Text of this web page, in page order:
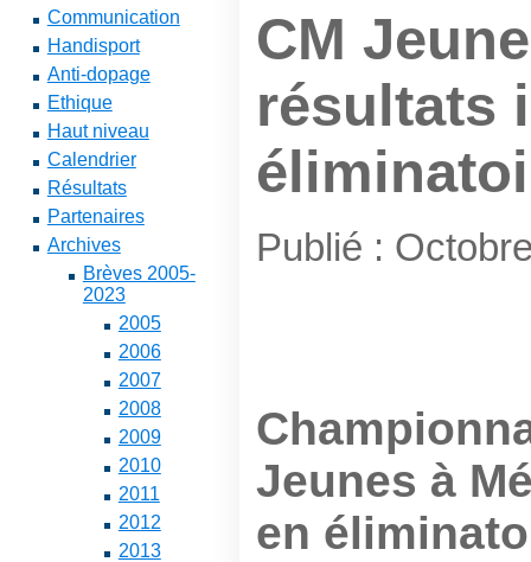
Communication
Handisport
Anti-dopage
Ethique
Haut niveau
Calendrier
Résultats
Partenaires
Archives
Brèves 2005-
2023
2005
2006
2007
2008
2009
2010
2011
2012
2013
CM
résultats
Publié :
Jeunes à
en